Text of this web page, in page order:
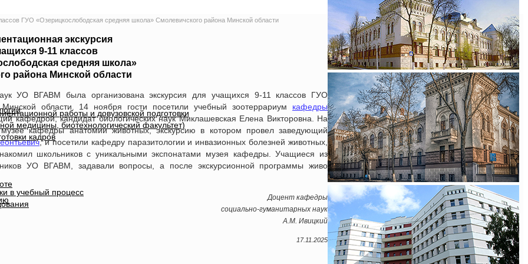
работы и довузовской подготовки
медицины, биотехнологический факультет)
кадров
в учебный процесс
ГУО «Озерицкослободская средняя школа» Смолевичского района Минской области
экскурсия
9-11 классов
средняя школа»
района Минской области
УО ВГАВМ была организована экскурсия для учащихся 9-11 классов ГУО
области. 14 ноября гости посетили учебный зоотеррариум кафедры
кафедрой, кандидат биологических наук Миклашевская Елена Викторовна. На
кафедры анатомии животных, экскурсию в котором провел заведующий
, и посетили кафедру паразитологии и инвазионных болезней животных,
школьников с уникальными экспонатами музея кафедры. Учащиеся из
УО ВГАВМ, задавали вопросы, а после экскурсионной программы живо
Доцент кафедры
социально-гуманитарных наук
А.М. Ивицкий
17.11.2025